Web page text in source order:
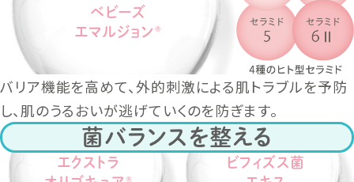
ベビーズ
エマルジョン®
バリア機能を高めて、外的刺激による肌トラブルを予防
し、肌のうるおいが逃げていくのを防ぎます。
菌バランスを整える
エクストラ
®
ビフィズス菌